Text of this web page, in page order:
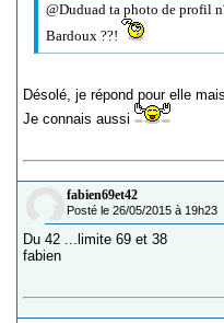
@Duduad ta photo de profil
Bardoux ??!
Désolé, je répond pour elle
Je connais aussi
fabien69et42
Posté le 26/05/2015 à 19h23
Du 42 ...limite 69 et 38
fabien